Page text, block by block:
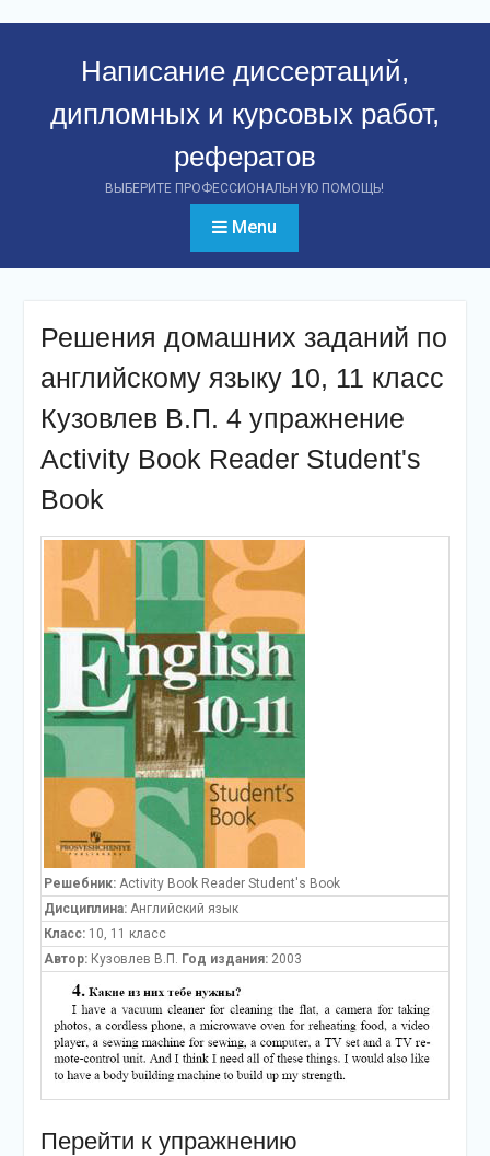
Написание диссертаций,
дипломных и курсовых работ,
рефератов
ВЫБЕРИТЕ ПРОФЕССИОНАЛЬНУЮ ПОМОЩЬ!
Menu
Решения домашних заданий по
английскому языку 10, 11 класс
Кузовлев В.П. 4 упражнение
Activity Book Reader Student's
Book
Решебник:Activity Book Reader Student's Book
Дисциплина:Английский язык
Класс:10, 11 класс
Автор:Кузовлев В.П. Год издания:2003
Перейти к упражнению